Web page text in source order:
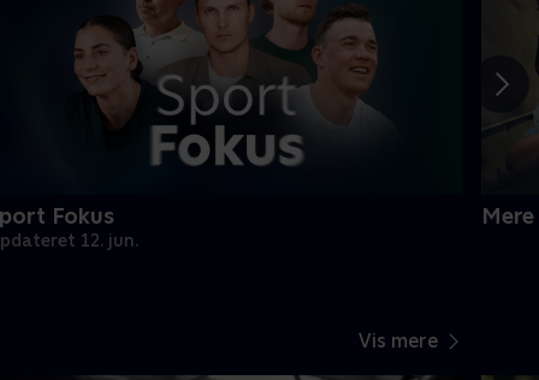
Fokus
12. jun.
Vis mere